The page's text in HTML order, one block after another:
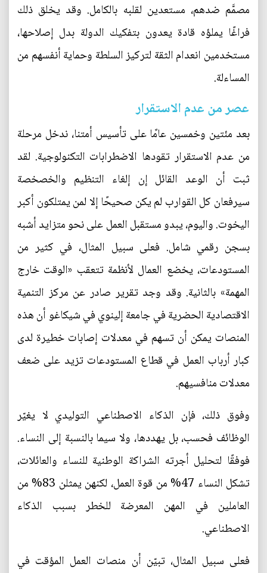
مصمَّم ضدهم، مستعدين لقلبه بالكامل. وقد يخلق ذلك
فراغًا يملؤه قادة يعدون بتفكيك الدولة بدل إصلاحها،
مستخدمين انعدام الثقة لتركيز السلطة وحماية أنفسهم من
المساءلة.
عصر من عدم الاستقرار
بعد مئتين وخمسين عامًا على تأسيس أمتنا، ندخل مرحلة
من عدم الاستقرار تقودها الاضطرابات التكنولوجية. لقد
ثبت أن الوعد القائل إن إلغاء التنظيم والخصخصة
سيرفعان كل القوارب لم يكن صحيحًا إلا لمن يمتلكون أكبر
اليخوت. واليوم، يبدو مستقبل العمل على نحو متزايد أشبه
بسجن رقمي شامل. فعلى سبيل المثال، في كثير من
المستودعات، يخضع العمال لأنظمة تتعقب «الوقت خارج
المهمة» بالثانية. وقد وجد تقرير صادر عن مركز التنمية
الاقتصادية الحضرية في جامعة إلينوي في شيكاغو أن هذه
المنصات يمكن أن تسهم في معدلات إصابات خطيرة لدى
كبار أرباب العمل في قطاع المستودعات تزيد على ضعف
معدلات منافسيهم.
وفوق ذلك، فإن الذكاء الاصطناعي التوليدي لا يغيّر
الوظائف فحسب، بل يهددها، ولا سيما بالنسبة إلى النساء.
فوفقًا لتحليل أجرته الشراكة الوطنية للنساء والعائلات،
تشكل النساء 47% من قوة العمل، لكنهن يمثلن 83% من
العاملين في المهن المعرضة للخطر بسبب الذكاء
الاصطناعي.
فعلى سبيل المثال، تبيّن أن منصات العمل المؤقت في